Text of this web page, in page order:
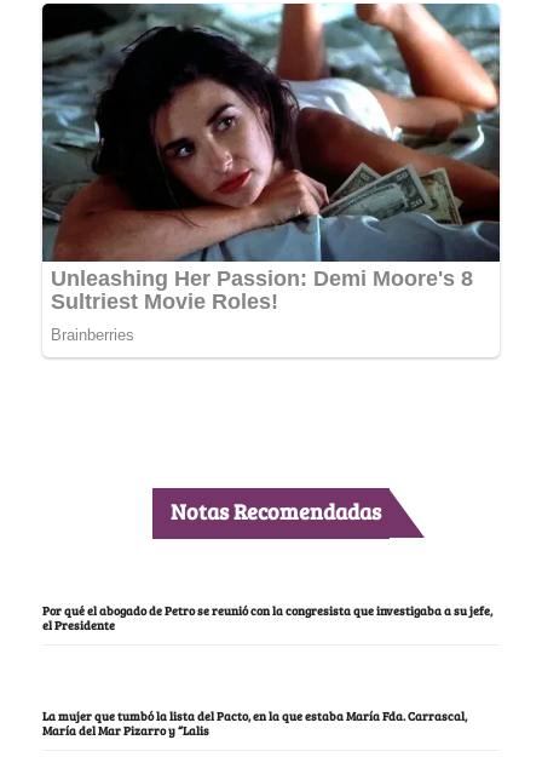
Notas Recomendadas
Por qué el abogado de Petro se reunió con la congresista que investigaba a su jefe,
el Presidente
La mujer que tumbó la lista del Pacto, en la que estaba María Fda. Carrascal,
María del Mar Pizarro y “Lalis